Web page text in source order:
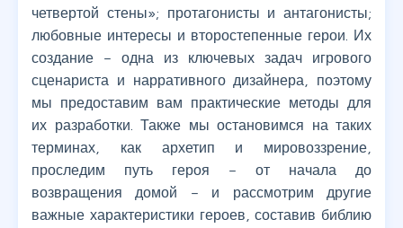
четвертой стены»; протагонисты и антагонисты;
любовные интересы и второстепенные герои. Их
создание – одна из ключевых задач игрового
сценариста и нарративного дизайнера, поэтому
мы предоставим вам практические методы для
их разработки. Также мы остановимся на таких
терминах, как архетип и мировоззрение,
проследим путь героя – от начала до
возвращения домой – и рассмотрим другие
важные характеристики героев, составив библию